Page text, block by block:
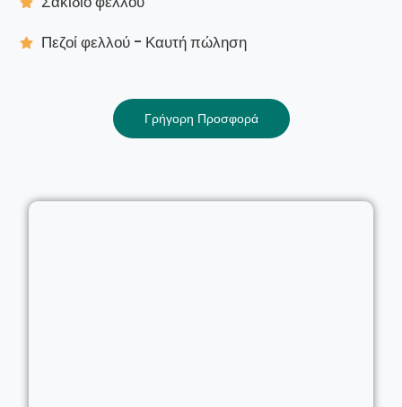
Πεζοί φελλού - Καυτή πώληση
Γρήγορη Προσφορά